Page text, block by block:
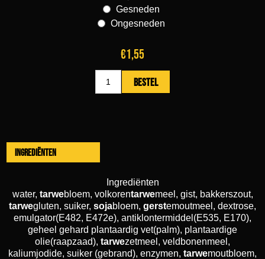
Gesneden
Ongesneden
€1,55
Ingrediënten
Ingrediënten
water, tarwebloem, volkorentarwemeel, gist, bakkerszout,
tarwegluten, suiker, sojabloem, gerstemoutmeel, dextrose,
emulgator(E482, E472e), antiklontermiddel(E535, E170),
geheel gehard plantaardig vet(palm), plantaardige
olie(raapzaad), tarwezetmeel, veldbonenmeel,
kaliumjodide, suiker (gebrand), enzymen, tarwemoutbloem,